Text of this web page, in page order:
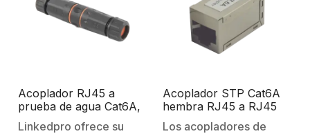
Acoplador RJ45 a
prueba de agua Cat6A,
IP68
Linkedpro ofrece su
Acoplador STP Cat6A
hembra RJ45 a RJ45
hembra
Los acopladores de